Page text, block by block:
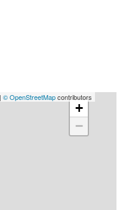
+
−
|© OpenStreetMapcontributors